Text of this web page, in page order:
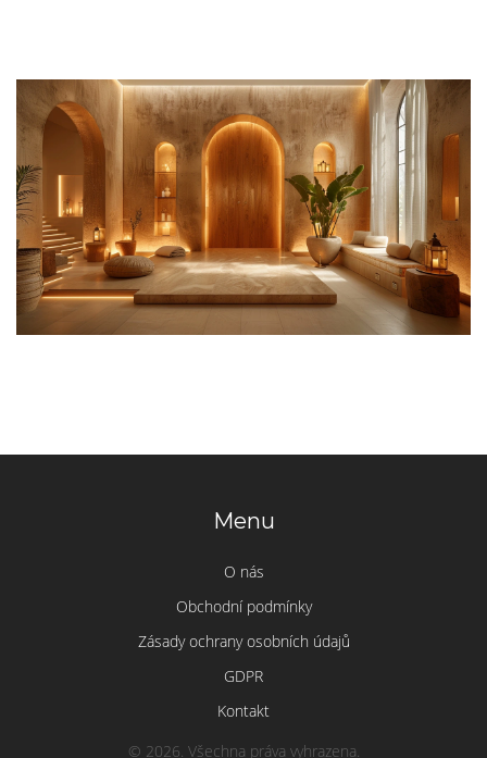
Menu
O nás
Obchodní podmínky
Zásady ochrany osobních údajů
GDPR
Kontakt
© 2026. Všechna práva vyhrazena.